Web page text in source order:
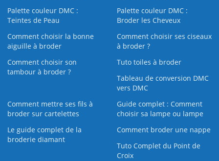
Palette couleur DMC :
Teintes de Peau
Palette couleur DMC :
Broder les Cheveux
Comment choisir la bonne
aiguille à broder
Comment choisir ses ciseaux
à broder ?
Comment choisir son
tambour à broder ?
Tuto toiles à broder
Tableau de conversion DMC
vers DMC
Comment mettre ses fils à
broder sur cartelettes
Guide complet : Comment
choisir sa lampe ou lampe
Le guide complet de la
broderie diamant
Comment broder une nappe
Tuto Complet du Point de
Croix